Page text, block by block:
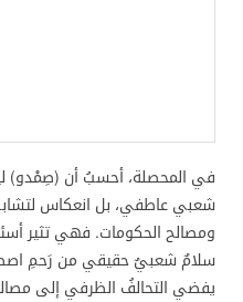
في المحصلة، أحسبُ أن (صِمْدو)
شعبي عاطفي، بل انعكاس
ومصالح الحكومات. فهي تثير
سلامٌ شعبيٌ حقيقي من رَحمِ
يفضي التحالفُ الظرفي إلى